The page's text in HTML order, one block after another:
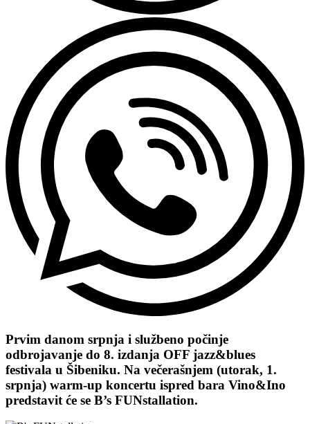
Prvim danom srpnja i službeno počinje
odbrojavanje do 8. izdanja OFF jazz&blues
festivala u Šibeniku. Na večerašnjem (utorak, 1.
srpnja) warm-up koncertu ispred bara Vino&Ino
predstavit će se B’s FUNstallation.